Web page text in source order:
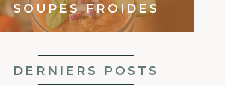
SOUPES FROIDES
DERNIERS POSTS